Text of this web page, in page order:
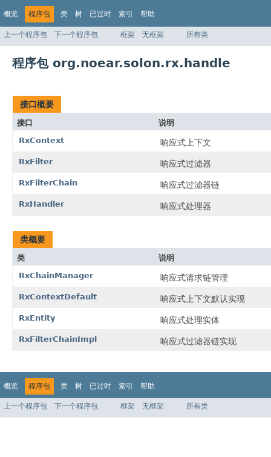
概览 程序包 类 树 已过时 索引 帮助
上一个程序包 下一个程序包 框架 无框架 所有类
程序包 org.noear.solon.rx.handle
接口概要
接口
说明
RxContext
响应式上下文
RxFilter 响应式过滤器
RxFilterChain 响应式过滤器链
RxHandler 响应式处理器
类概要
类
说明
RxChainManager
响应式请求链管理
RxContextDefault 响应式上下文默认实现
RxEntity 响应式处理实体
RxFilterChainImpl 响应式过滤器链实现
概览 程序包 类 树 已过时 索引 帮助
上一个程序包 下一个程序包 框架 无框架 所有类